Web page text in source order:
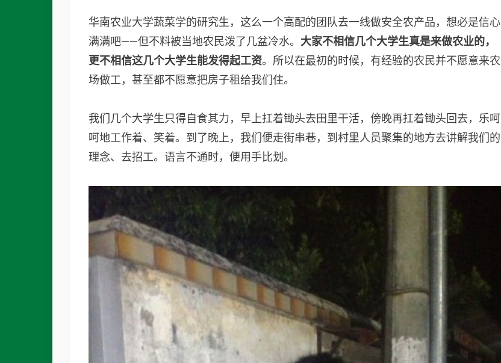
华南农业大学蔬菜学的研究生，这么一个高配的团队去一线做安全农产品，想必是信心
满满吧——但不料被当地农民泼了几盆冷水。 大家不相信几个大学生真是来做农业的，
更不相信这几个大学生能发得起工资。所以在最初的时候，有经验的农民并不愿意来农
场做工，甚至都不愿意把房子租给我们住。
我们几个大学生只得自食其力，早上扛着锄头去田里干活，傍晚再扛着锄头回去，乐呵
呵地工作着、笑着。到了晚上，我们便走街串巷，到村里人员聚集的地方去讲解我们的
理念、去招工。语言不通时，便用手比划。